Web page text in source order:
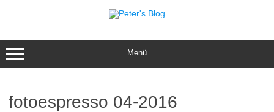
Menü
fotoespresso 04-2016